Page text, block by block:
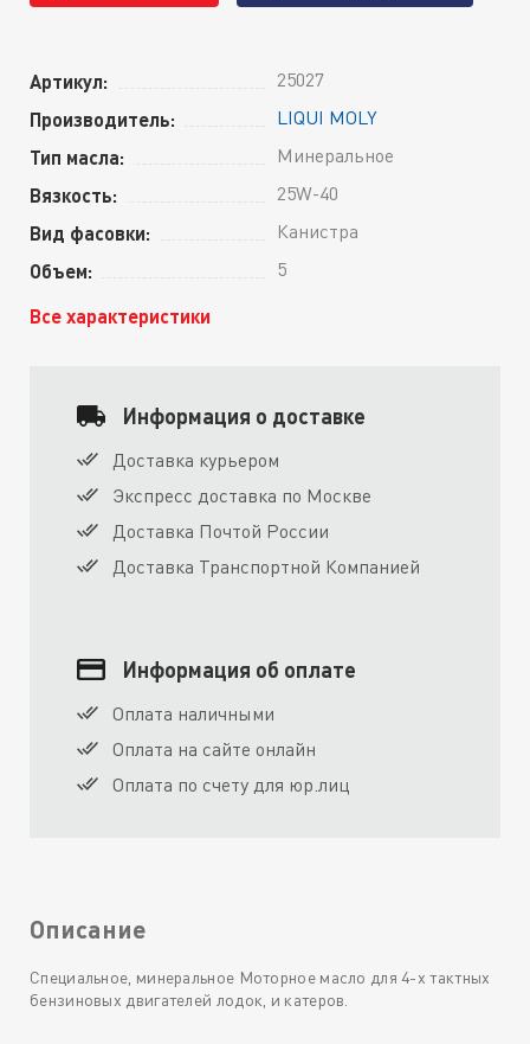
Артикул: 25027
Производитель: LIQUI MOLY
Тип масла: Минеральное
Вязкость: 25W-40
Вид фасовки: Канистра
Объем: 5
Все характеристики
Информация о доставке
Доставка курьером
Экспресс доставка по Москве
Доставка Почтой России
Доставка Транспортной Компанией
Информация об оплате
Оплата наличными
Оплата на сайте онлайн
Оплата по счету для юр.лиц
Описание
Специальное, минеральное Моторное масло для 4-х тактных
бензиновых двигателей лодок, и катеров.